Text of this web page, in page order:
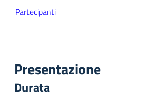
Partecipanti
Presentazione
Durata